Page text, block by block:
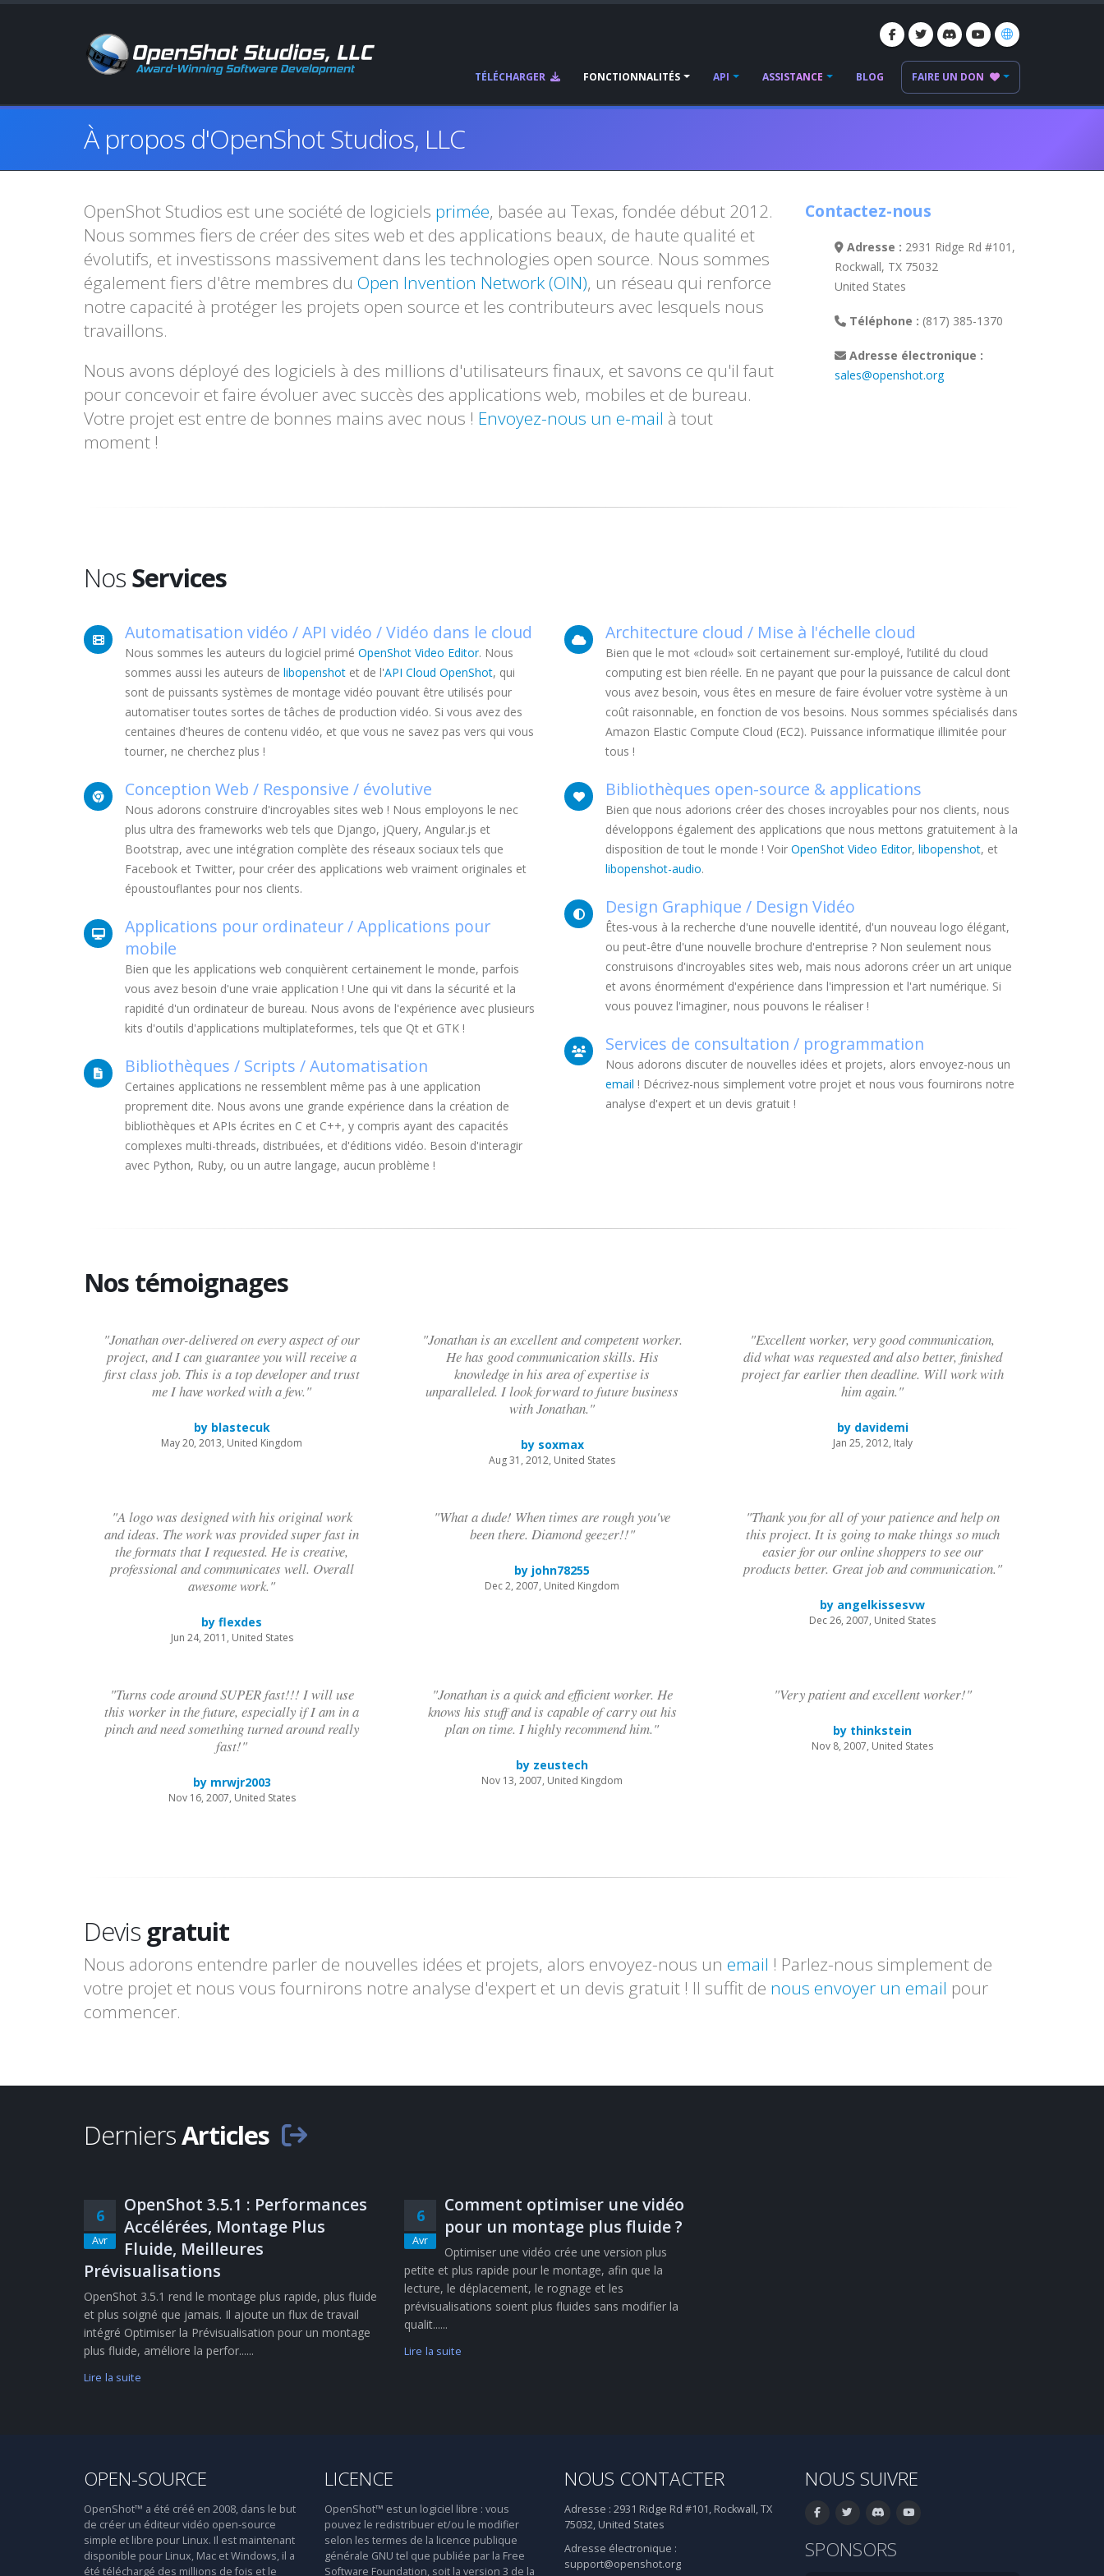
TÉLÉCHARGER FONCTIONNALITÉS API ASSISTANCE BLOG FAIRE UN DON
À propos d'OpenShot Studios, LLC
OpenShot Studios est une société de logiciels primée, basée au Texas, fondée début 2012.
Nous sommes fiers de créer des sites web et des applications beaux, de haute qualité et
évolutifs, et investissons massivement dans les technologies open source. Nous sommes
également fiers d'être membres du Open Invention Network (OIN), un réseau qui renforce
notre capacité à protéger les projets open source et les contributeurs avec lesquels nous
travaillons.
Nous avons déployé des logiciels à des millions d'utilisateurs finaux, et savons ce qu'il faut
pour concevoir et faire évoluer avec succès des applications web, mobiles et de bureau.
Votre projet est entre de bonnes mains avec nous ! Envoyez-nous un e-mail à tout
moment !
Contactez-nous
Adresse : 2931 Ridge Rd #101,
Rockwall, TX 75032
United States
Téléphone : (817) 385-1370
Adresse électronique :
sales@openshot.org
NosServices
Automatisation vidéo / API vidéo / Vidéo dans le cloud
Nous sommes les auteurs du logiciel primé OpenShot Video Editor. Nous
sommes aussi les auteurs de libopenshot et de l'API Cloud OpenShot, qui
sont de puissants systèmes de montage vidéo pouvant être utilisés pour
automatiser toutes sortes de tâches de production vidéo. Si vous avez des
centaines d'heures de contenu vidéo, et que vous ne savez pas vers qui vous
tourner, ne cherchez plus !
Conception Web / Responsive / évolutive
Nous adorons construire d'incroyables sites web ! Nous employons le nec
plus ultra des frameworks web tels que Django, jQuery, Angular.js et
Bootstrap, avec une intégration complète des réseaux sociaux tels que
Facebook et Twitter, pour créer des applications web vraiment originales et
époustouflantes pour nos clients.
Applications pour ordinateur / Applications pour
mobile
Bien que les applications web conquièrent certainement le monde, parfois
vous avez besoin d'une vraie application ! Une qui vit dans la sécurité et la
rapidité d'un ordinateur de bureau. Nous avons de l'expérience avec plusieurs
kits d'outils d'applications multiplateformes, tels que Qt et GTK !
Bibliothèques / Scripts / Automatisation
Certaines applications ne ressemblent même pas à une application
proprement dite. Nous avons une grande expérience dans la création de
bibliothèques et APIs écrites en C et C++, y compris ayant des capacités
complexes multi-threads, distribuées, et d'éditions vidéo. Besoin d'interagir
avec Python, Ruby, ou un autre langage, aucun problème !
Architecture cloud / Mise à l'échelle cloud
Bien que le mot «cloud» soit certainement sur-employé, l’utilité du cloud
computing est bien réelle. En ne payant que pour la puissance de calcul dont
vous avez besoin, vous êtes en mesure de faire évoluer votre système à un
coût raisonnable, en fonction de vos besoins. Nous sommes spécialisés dans
Amazon Elastic Compute Cloud (EC2). Puissance informatique illimitée pour
tous !
Bibliothèques open-source & applications
Bien que nous adorions créer des choses incroyables pour nos clients, nous
développons également des applications que nous mettons gratuitement à la
disposition de tout le monde ! Voir OpenShot Video Editor, libopenshot, et
libopenshot-audio.
Design Graphique / Design Vidéo
Êtes-vous à la recherche d'une nouvelle identité, d'un nouveau logo élégant,
ou peut-être d'une nouvelle brochure d'entreprise ? Non seulement nous
construisons d'incroyables sites web, mais nous adorons créer un art unique
et avons énormément d'expérience dans l'impression et l'art numérique. Si
vous pouvez l'imaginer, nous pouvons le réaliser !
Services de consultation / programmation
Nous adorons discuter de nouvelles idées et projets, alors envoyez-nous un
email ! Décrivez-nous simplement votre projet et nous vous fournirons notre
analyse d'expert et un devis gratuit !
Nos témoignages
"Jonathan over-delivered on every aspect of our
project, and I can guarantee you will receive a
first class job. This is a top developer and trust
me I have worked with a few."
by blastecuk
May 20, 2013, United Kingdom
"Jonathan is an excellent and competent worker.
He has good communication skills. His
knowledge in his area of expertise is
unparalleled. I look forward to future business
with Jonathan."
by soxmax
Aug 31, 2012, United States
"Excellent worker, very good communication,
did what was requested and also better, finished
project far earlier then deadline. Will work with
him again."
by davidemi
Jan 25, 2012, Italy
"A logo was designed with his original work
and ideas. The work was provided super fast in
the formats that I requested. He is creative,
professional and communicates well. Overall
awesome work."
by flexdes
Jun 24, 2011, United States
"What a dude! When times are rough you've
been there. Diamond geezer!!"
by john78255
Dec 2, 2007, United Kingdom
"Thank you for all of your patience and help on
this project. It is going to make things so much
easier for our online shoppers to see our
products better. Great job and communication."
by angelkissesvw
Dec 26, 2007, United States
"Turns code around SUPER fast!!! I will use
this worker in the future, especially if I am in a
pinch and need something turned around really
fast!"
by mrwjr2003
Nov 16, 2007, United States
"Jonathan is a quick and efficient worker. He
knows his stuff and is capable of carry out his
plan on time. I highly recommend him."
by zeustech
Nov 13, 2007, United Kingdom
"Very patient and excellent worker!"
by thinkstein
Nov 8, 2007, United States
Devis gratuit
Nous adorons entendre parler de nouvelles idées et projets, alors envoyez-nous un email ! Parlez-nous simplement de
votre projet et nous vous fournirons notre analyse d'expert et un devis gratuit ! Il suffit de nous envoyer un email pour
commencer.
DerniersArticles
6
Avr
OpenShot 3.5.1 : Performances
Accélérées, Montage Plus
Fluide, Meilleures
Prévisualisations
OpenShot 3.5.1 rend le montage plus rapide, plus fluide
et plus soigné que jamais. Il ajoute un flux de travail
intégré Optimiser la Prévisualisation pour un montage
plus fluide, améliore la perfor......
Lire la suite
6
Avr
Comment optimiser une vidéo
pour un montage plus fluide ?
Optimiser une vidéo crée une version plus
petite et plus rapide pour le montage, afin que la
lecture, le déplacement, le rognage et les
prévisualisations soient plus fluides sans modifier la
qualit......
Lire la suite
OPEN-SOURCE
OpenShot™ a été créé en 2008, dans le but
de créer un éditeur vidéo open-source
simple et libre pour Linux. Il est maintenant
disponible pour Linux, Mac et Windows, il a
été téléchargé des millions de fois et le
LICENCE
OpenShot™ est un logiciel libre : vous
pouvez le redistribuer et/ou le modifier
selon les termes de la licence publique
générale GNU tel que publiée par la Free
Software Foundation, soit la version 3 de la
NOUS CONTACTER
Adresse : 2931 Ridge Rd #101, Rockwall, TX
75032, United States
Adresse électronique :
support@openshot.org
NOUS SUIVRE
SPONSORS